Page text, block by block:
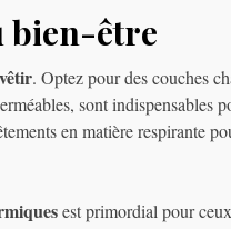
bien-être
. Optez pour des couches
sont indispensables
en matière respirante
est primordial pour